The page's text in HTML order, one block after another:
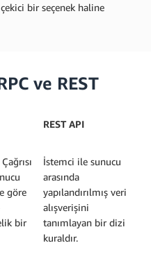
bir seçenek haline
ve REST
REST API
göre
bir
İstemci ile sunucu
arasında
yapılandırılmış veri
alışverişini
tanımlayan bir dizi
kuraldır.